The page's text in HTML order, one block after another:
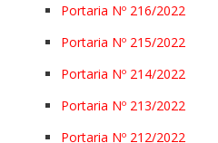
Portaria Nº 216/2022
Portaria Nº 215/2022
Portaria Nº 214/2022
Portaria Nº 213/2022
Portaria Nº 212/2022